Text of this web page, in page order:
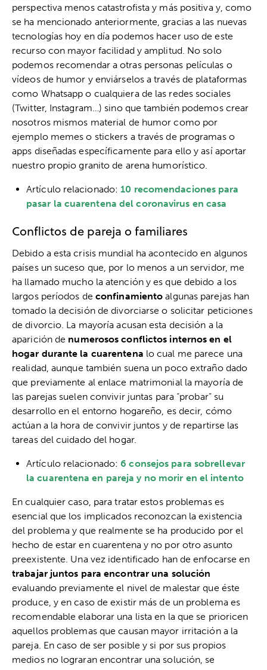
perspectiva menos catastrofista y más positiva y, como
se ha mencionado anteriormente, gracias a las nuevas
tecnologías hoy en día podemos hacer uso de este
recurso con mayor facilidad y amplitud. No solo
podemos recomendar a otras personas películas o
vídeos de humor y enviárselos a través de plataformas
como Whatsapp o cualquiera de las redes sociales
(Twitter, Instagram…) sino que también podemos crear
nosotros mismos material de humor como por
ejemplo memes o stickers a través de programas o
apps diseñadas específicamente para ello y así aportar
nuestro propio granito de arena humorístico.
Artículo relacionado:10 recomendaciones para
pasar la cuarentena del coronavirus en casa
Conflictos de pareja o familiares
Debido a esta crisis mundial ha acontecido en algunos
países un suceso que, por lo menos a un servidor, me
ha llamado mucho la atención y es que debido a los
largos períodos de confinamiento algunas parejas han
tomado la decisión de divorciarse o solicitar peticiones
de divorcio. La mayoría acusan esta decisión a la
aparición de numerosos conflictos internos en el
hogar durante la cuarentena lo cual me parece una
realidad, aunque también suena un poco extraño dado
que previamente al enlace matrimonial la mayoría de
las parejas suelen convivir juntas para “probar” su
desarrollo en el entorno hogareño, es decir, cómo
actúan a la hora de convivir juntos y de repartirse las
tareas del cuidado del hogar.
Artículo relacionado:6 consejos para sobrellevar
la cuarentena en pareja y no morir en el intento
En cualquier caso, para tratar estos problemas es
esencial que los implicados reconozcan la existencia
del problema y que realmente se ha producido por el
hecho de estar en cuarentena y no por otro asunto
preexistente. Una vez identificado han de enfocarse en
trabajar juntos para encontrar una solución
evaluando previamente el nivel de malestar que éste
produce, y en caso de existir más de un problema es
recomendable elaborar una lista en la que se prioricen
aquellos problemas que causan mayor irritación a la
pareja. En caso de ser posible y si por sus propios
medios no lograran encontrar una solución, se